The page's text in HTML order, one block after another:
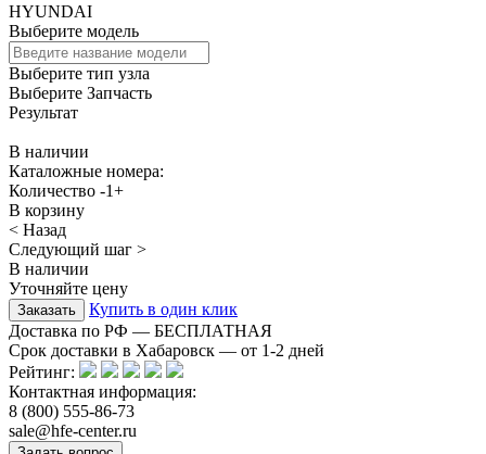
HYUNDAI
Выберите модель
Выберите тип узла
Выберите Запчасть
Результат
В наличии
Каталожные номера:
Количество -1+
В корзину
< Назад
Следующий шаг >
В наличии
Уточняйте цену
Купить в один клик
Доставка по РФ — БЕСПЛАТНАЯ
Срок доставки в Хабаровск — от 1-2 дней
Рейтинг:
Контактная информация:
8 (800) 555-86-73
sale@hfe-center.ru